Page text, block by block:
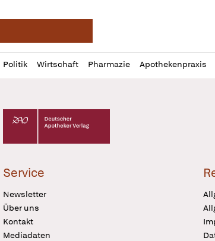
Politik Wirtschaft Pharmazie Apothekenpraxis
Deutscher Apotheker Verlag Logo
Service
Newsletter
Über uns
Kontakt
Mediadaten